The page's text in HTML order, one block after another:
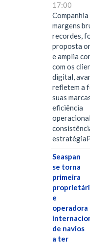
17:00
Companhia
margens brutas
recordes,
proposta
e amplia
com os clientes
digital, avanços
refletem a força
suas marcas, a
eficiência
operacional e a
consistência de
Seaspan
se torna
primeira
proprietária
e
operadora
internacional
de navios
a ter